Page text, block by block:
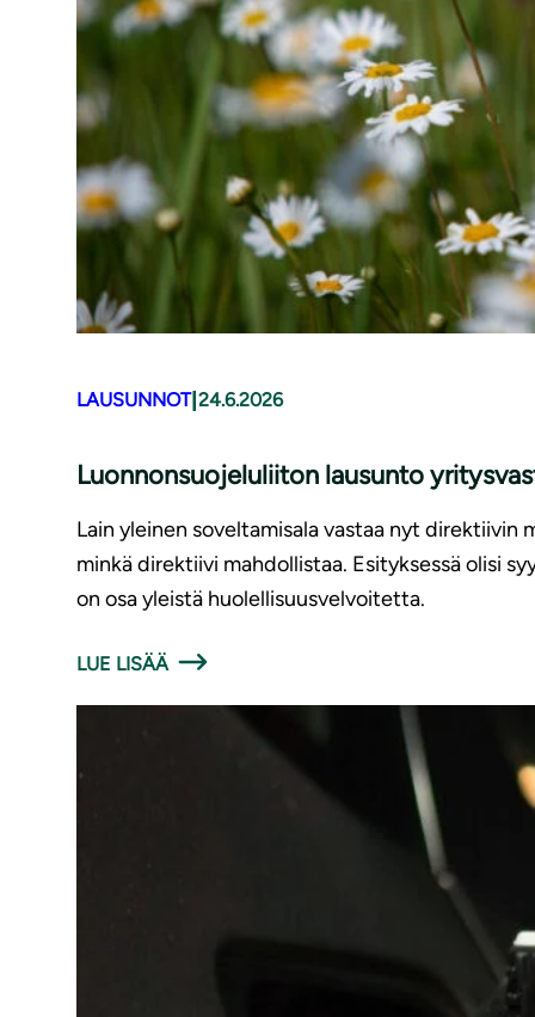
LAUSUNNOT| 24.6.2026
Luonnonsuojeluliiton lausunto
Lain yleinen soveltamisala vastaa nyt direktiivin
minkä direktiivi mahdollistaa. Esityksessä olisi
on osa yleistä huolellisuusvelvoitetta.
LUE LISÄÄ